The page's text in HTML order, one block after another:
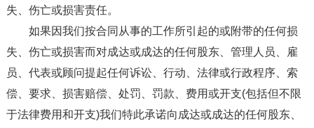
失、伤亡或损害责任。
如果因我们按合同从事的工作所引起的或附带的任何损
失、伤亡或损害而对成达或成达的任何股东、管理人员、雇
员、代表或顾问提起任何诉讼、行动、法律或行政程序、索
偿、要求、损害赔偿、处罚、罚款、费用或开支(包括但不限
于法律费用和开支)我们特此承诺向成达或成达的任何股东、